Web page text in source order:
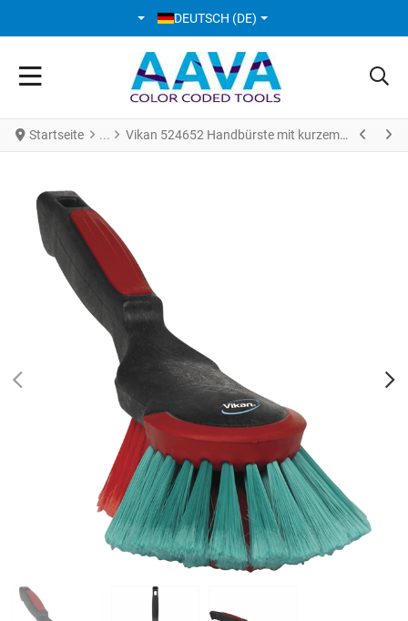
SPRACHE AUSWÄHLEN
DEUTSCH (DE)
Startseite Vikan 524652 Handbürste mit kurzem Stiel 320 mm 320 mm weich/gesplisst schwarz